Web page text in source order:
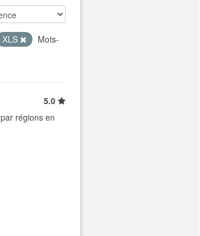
XLS
Mots-
5.0
régions en